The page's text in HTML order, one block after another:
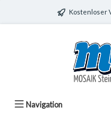
Zum Hauptinhalt springenKostenloser
Navigation